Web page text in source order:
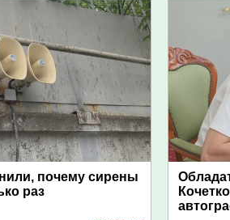
почему сирены
раз